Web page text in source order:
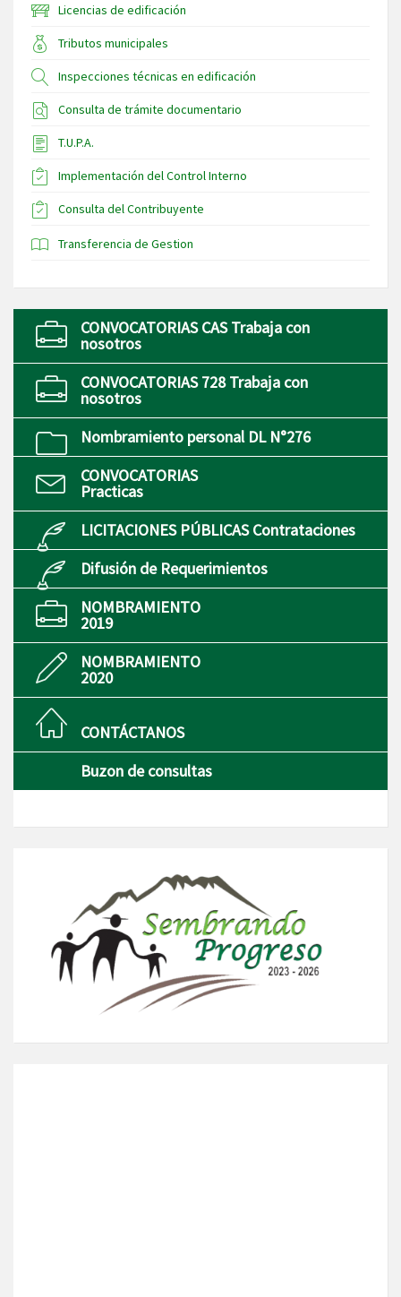
Licencias de edificación
Tributos municipales
Inspecciones técnicas en edificación
Consulta de trámite documentario
T.U.P.A.
Implementación del Control Interno
Consulta del Contribuyente
Transferencia de Gestion
CONVOCATORIAS CAS Trabaja con
nosotros
CONVOCATORIAS 728 Trabaja con
nosotros
Nombramiento personal DL N°276
CONVOCATORIAS
Practicas
LICITACIONES PÚBLICAS Contrataciones
Difusión de Requerimientos
NOMBRAMIENTO
2019
NOMBRAMIENTO
2020
CONTÁCTANOS
Buzon de consultas